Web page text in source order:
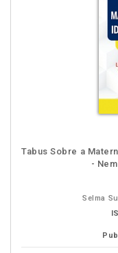
Tabus Sobre a
-
Selma